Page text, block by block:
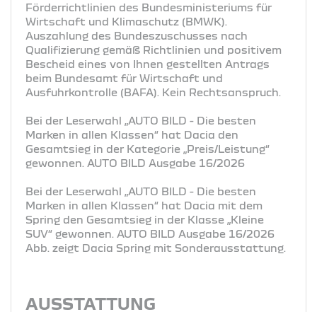
Förderrichtlinien des Bundesministeriums für
Wirtschaft und Klimaschutz (BMWK).
Auszahlung des Bundeszuschusses nach
Qualifizierung gemäß Richtlinien und positivem
Bescheid eines von Ihnen gestellten Antrags
beim Bundesamt für Wirtschaft und
Ausfuhrkontrolle (BAFA). Kein Rechtsanspruch.
Bei der Leserwahl „AUTO BILD - Die besten
Marken in allen Klassen“ hat Dacia den
Gesamtsieg in der Kategorie „Preis/Leistung“
gewonnen. AUTO BILD Ausgabe 16/2026
Bei der Leserwahl „AUTO BILD - Die besten
Marken in allen Klassen“ hat Dacia mit dem
Spring den Gesamtsieg in der Klasse „Kleine
SUV“ gewonnen. AUTO BILD Ausgabe 16/2026
Abb. zeigt Dacia Spring mit Sonderausstattung.
AUSSTATTUNG